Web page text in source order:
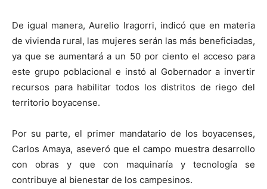
De igual manera, Aurelio Iragorri, indicó que en materia
de vivienda rural, las mujeres serán las más beneficiadas,
ya que se aumentará a un 50 por ciento el acceso para
este grupo poblacional e instó al Gobernador a invertir
recursos para habilitar todos los distritos de riego del
territorio boyacense.
Por su parte, el primer mandatario de los boyacenses,
Carlos Amaya, aseveró que el campo muestra desarrollo
con obras y que con maquinaría y tecnología se
contribuye al bienestar de los campesinos.